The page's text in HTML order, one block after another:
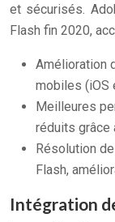
et sécurisés.
Flash fin 2020,
Amélioration
mobiles (iOS
Meilleures
réduits grâce
Résolution
Flash,
Intégration